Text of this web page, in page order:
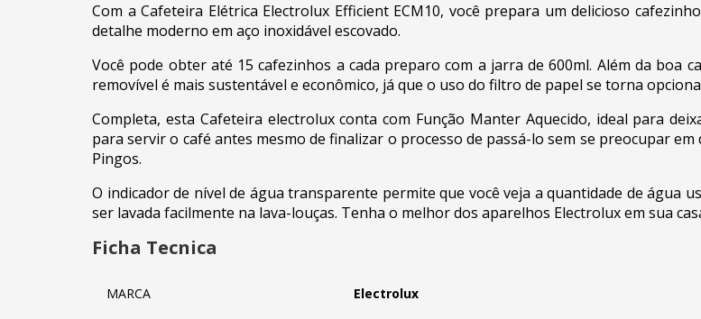
Com a Cafeteira Elétrica Electrolux Efficient ECM10, você prepara um delicioso
detalhe moderno em aço inoxidável escovado.
Você pode obter até 15 cafezinhos a cada preparo com a jarra de 600ml. Além da boa
removível é mais sustentável e econômico, já que o uso do filtro de papel se torna
Completa, esta Cafeteira electrolux conta com Função Manter Aquecido, ideal para
para servir o café antes mesmo de finalizar o processo de passá-lo sem se preocupar
Pingos.
O indicador de nível de água transparente permite que você veja a quantidade de água
ser lavada facilmente na lava-louças. Tenha o melhor dos aparelhos Electrolux em sua
Ficha Tecnica
MARCA Electrolux